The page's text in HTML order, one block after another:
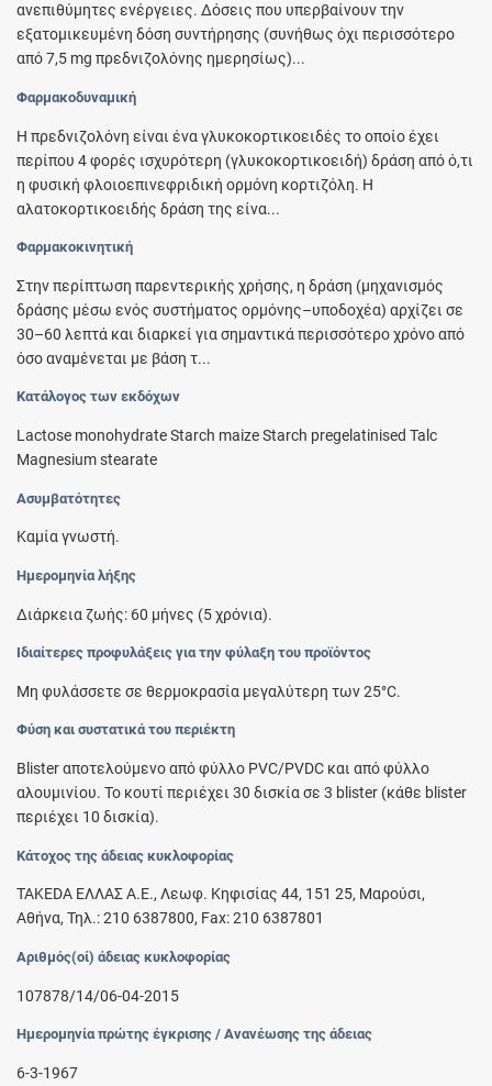
ανεπιθύμητες ενέργειες. Δόσεις που υπερβαίνουν την
εξατομικευμένη δόση συντήρησης (συνήθως όχι περισσότερο
από 7,5 mg πρεδνιζολόνης ημερησίως)...
Φαρμακοδυναμική
Η πρεδνιζολόνη είναι ένα γλυκοκορτικοειδές το οποίο έχει
περίπου 4 φορές ισχυρότερη (γλυκοκορτικοειδή) δράση από ό,τι
η φυσική φλοιοεπινεφριδική ορμόνη κορτιζόλη. Η
αλατοκορτικοειδής δράση της είνα...
Φαρμακοκινητική
Στην περίπτωση παρεντερικής χρήσης, η δράση (μηχανισμός
δράσης μέσω ενός συστήματος ορμόνης–υποδοχέα) αρχίζει σε
30–60 λεπτά και διαρκεί για σημαντικά περισσότερο χρόνο από
όσο αναμένεται με βάση τ...
Κατάλογος των εκδόχων
Lactose monohydrate Starch maize Starch pregelatinised Talc
Magnesium stearate
Ασυμβατότητες
Καμία γνωστή.
Ημερομηνία λήξης
Διάρκεια ζωής: 60 μήνες (5 χρόνια).
Ιδιαίτερες προφυλάξεις για την φύλαξη του προϊόντος
Μη φυλάσσετε σε θερμοκρασία μεγαλύτερη των 25°C.
Φύση και συστατικά του περιέκτη
Blister αποτελούμενο από φύλλο PVC/PVDC και από φύλλο
αλουμινίου. Το κουτί περιέχει 30 δισκία σε 3 blister (κάθε blister
περιέχει 10 δισκία).
Κάτοχος της άδειας κυκλοφορίας
TAKEDA ΕΛΛΑΣ Α.Ε., Λεωφ. Κηφισίας 44, 151 25, Μαρούσι,
Αθήνα, Τηλ.: 210 6387800, Fax: 210 6387801
Αριθμός(οί) άδειας κυκλοφορίας
107878/14/06-04-2015
Ημερομηνία πρώτης έγκρισης / Ανανέωσης της άδειας
6-3-1967